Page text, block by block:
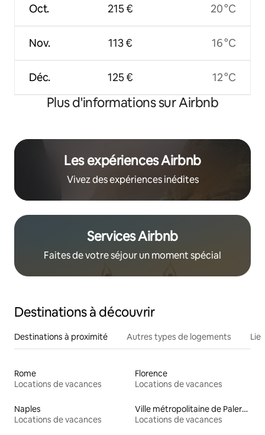
Oct.
Nov.
Déc.
215 €
113 €
125 €
20 °C
16 °C
12 °C
Plus d'informations sur Airbnb
Les expériences Airbnb
Vivez des expériences inédites
Services Airbnb
Faites de votre séjour un moment spécial
Destinations à découvrir
Destinations à proximité Autres types de logements
Rome
Locations de vacances
Florence
Locations de vacances
Naples
Locations de vacances
Ville métropolitaine de Palerme
Locations de vacances